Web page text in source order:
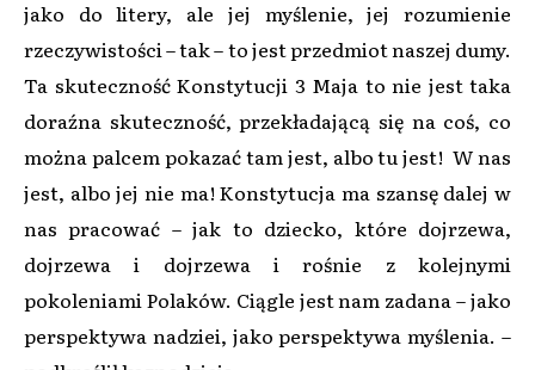
jako do litery, ale jej myślenie, jej rozumienie
rzeczywistości – tak – to jest przedmiot naszej dumy.
Ta skuteczność Konstytucji 3 Maja to nie jest taka
doraźna skuteczność, przekładającą się na coś, co
można palcem pokazać tam jest, albo tu jest! W nas
jest, albo jej nie ma! Konstytucja ma szansę dalej w
nas pracować – jak to dziecko, które dojrzewa,
dojrzewa i dojrzewa i rośnie z kolejnymi
pokoleniami Polaków. Ciągle jest nam zadana – jako
perspektywa nadziei, jako perspektywa myślenia. –